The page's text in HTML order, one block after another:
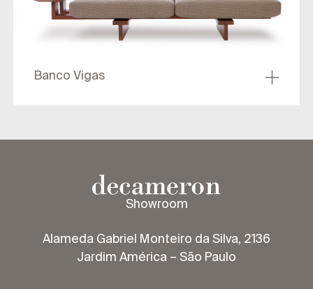
Banco Vigas
Showroom
Alameda Gabriel Monteiro da Silva, 2136
Jardim América – São Paulo